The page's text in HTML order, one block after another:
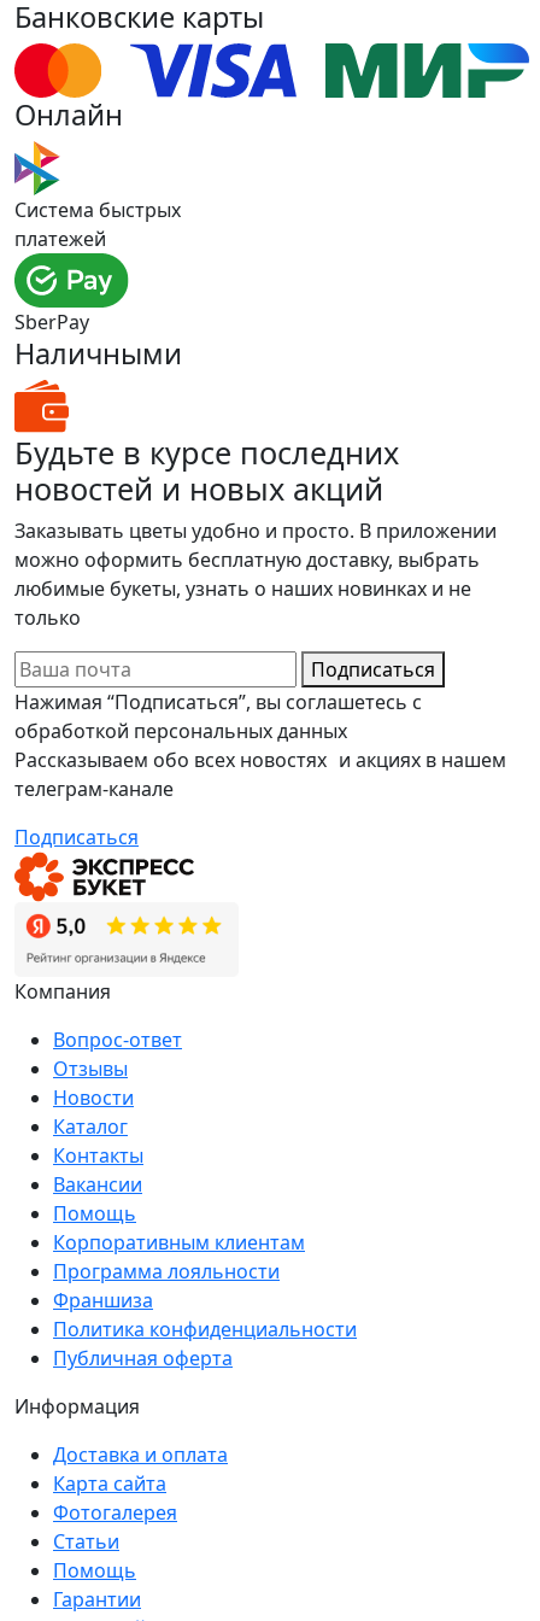
Банковские карты
Онлайн
Система быстрых
платежей
SberPay
Наличными
Будьте в курсе последних
новостей и новых акций
Заказывать цветы удобно и просто. В приложении
можно оформить бесплатную доставку, выбрать
любимые букеты, узнать о наших новинках и не
только
Подписаться
Нажимая “Подписаться”, вы соглашетесь с
обработкой персональных данных
Рассказываем обо всех новостях и акциях в нашем
телеграм-канале
Подписаться
Компания
Вопрос-ответ
Отзывы
Новости
Каталог
Контакты
Вакансии
Помощь
Корпоративным клиентам
Программа лояльности
Франшиза
Политика конфиденциальности
Публичная оферта
Информация
Доставка и оплата
Карта сайта
Фотогалерея
Статьи
Помощь
Гарантии